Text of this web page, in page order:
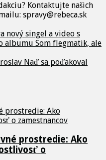
Kontaktujte našich
spravy@rebeca.sk
nový singel a video s
albumu Som flegmatik, ale
Naď sa poďakoval
prostredie: Ako
o